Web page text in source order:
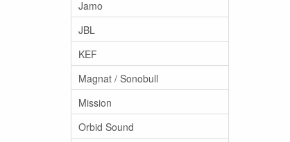
Jamo
JBL
KEF
Magnat / Sonobull
Mission
Orbid Sound